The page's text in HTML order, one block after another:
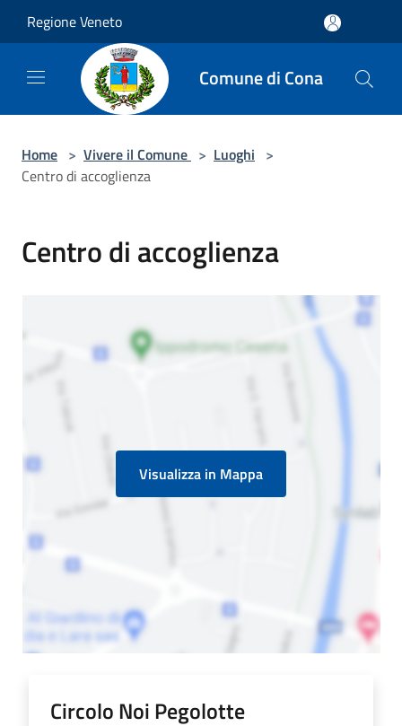
Regione Veneto
Comune di Cona
Home > Vivere il Comune > Luoghi >
Centro di accoglienza
Centro di accoglienza
Visualizza in Mappa
Circolo Noi Pegolotte